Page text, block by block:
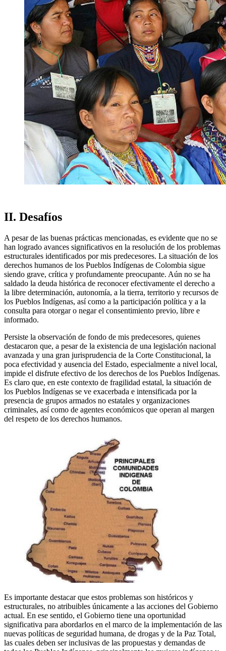
II. Desafíos
A pesar de las buenas prácticas mencionadas, es evidente que no se
han logrado avances significativos en la resolución de los problemas
estructurales identificados por mis predecesores. La situación de los
derechos humanos de los Pueblos Indígenas de Colombia sigue
siendo grave, crítica y profundamente preocupante. Aún no se ha
saldado la deuda histórica de reconocer efectivamente el derecho a
la libre determinación, autonomía, a la tierra, territorio y recursos de
los Pueblos Indígenas, así como a la participación política y a la
consulta para otorgar o negar el consentimiento previo, libre e
informado.
Persiste la observación de fondo de mis predecesores, quienes
destacaron que, a pesar de la existencia de una legislación nacional
avanzada y una gran jurisprudencia de la Corte Constitucional, la
poca efectividad y ausencia del Estado, especialmente a nivel local,
impide el disfrute efectivo de los derechos de los Pueblos Indígenas.
Es claro que, en este contexto de fragilidad estatal, la situación de
los Pueblos Indígenas se ve exacerbada e intensificada por la
presencia de grupos armados no estatales y organizaciones
criminales, así como de agentes económicos que operan al margen
del respeto de los derechos humanos.
Es importante destacar que estos problemas son históricos y
estructurales, no atribuibles únicamente a las acciones del Gobierno
actual. En ese sentido, el Gobierno tiene una oportunidad
significativa para abordarlos en el marco de la implementación de las
nuevas políticas de seguridad humana, de drogas y de la Paz Total,
las cuales deben ser inclusivas de las propuestas y demandas de